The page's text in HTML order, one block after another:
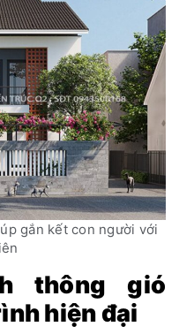
gắn kết con người với
thông gió
hiện đại